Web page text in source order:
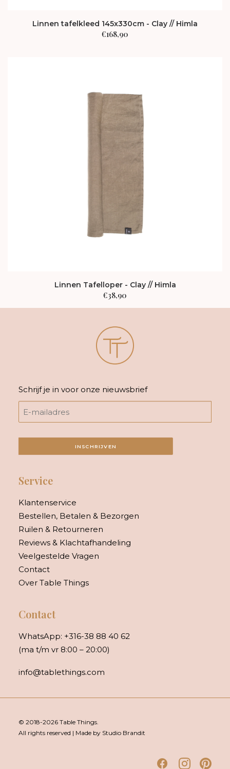
Linnen tafelkleed 145x330cm - Clay // Himla
€168,90
Linnen Tafelloper - Clay // Himla
€38,90
Schrijf je in voor onze nieuwsbrief
INSCHRIJVEN
Service
Klantenservice
Bestellen, Betalen & Bezorgen
Ruilen & Retourneren
Reviews & Klachtafhandeling
Veelgestelde Vragen
Contact
Over Table Things
Contact
WhatsApp: +316-38 88 40 62
(ma t/m vr 8:00 – 20:00)
info@tablethings.com
© 2018-2026 Table Things.
All rights reserved | Made by Studio Brandit